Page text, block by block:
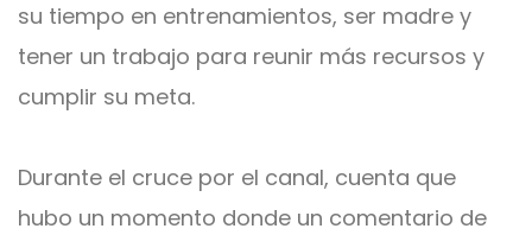
su tiempo en entrenamientos, ser madre y
tener un trabajo para reunir más recursos y
cumplir su meta.
Durante el cruce por el canal, cuenta que
hubo un momento donde un comentario de